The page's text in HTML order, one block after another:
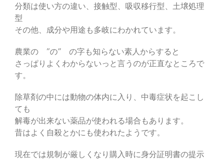
分類は使い方の違い、接触型、吸収移行型、土壌処理
型
その他、成分や用途も多岐にわかれています。
農業の ”の” の字も知らない素人からすると
さっぱりよくわからないっと言うのが正直なところで
す。
除草剤の中には動物の体内に入り、中毒症状を起こし
ても
解毒が出来ない薬品が使われる場合もあります。
昔はよく自殺とかにも使われたようです。
現在では規制が厳しくなり購入時に身分証明書の提示